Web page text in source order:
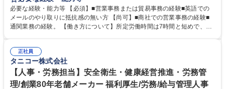
調整まで幅広く対応し、当社事業の根幹を支えていただきます。 ■受発注
業務、請求書発行 ■海外工場とのスケジュール調整 ■在庫管理 ■輸入書類
の確認・作成 ■配送手配 ■通関業者を通して行う輸出入業全般 ■倉庫との
ルプロデュースしているため、商品に関わる全ての業務をサポート頂きま
す。 募集職種 東京都中央区【営業事務・貿易事務】食品商社/残業少なめ/
リモート等相談可
必要な経験・能力等 【必須】■営業事務または貿易事務の経験■英語での
メールのやり取りに抵抗感の無い方 【尚可】■商社での営業事務の経験■
通関業務の経験。 【働き方について】所定労働時間は7時間と短めで、残
の強み】1991年の設立以来、外食産業を中心としたお客様の多様なニー
ズに沿った冷凍水産物等の生産・輸入・販売を一貫して手掛けています。
自社工場と海外拠点の強固な連携によるワンストップサービスが最大の強
みです。 学歴・資格 学歴：大学院 大学 語学力：英語 資格：
正社員
タニコー株式会社
【人事・労務担当】安全衛生・健康経営推進・労務管
理/創業80年老舗メーカー 福利厚生/労務/給与管理人事